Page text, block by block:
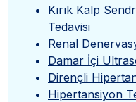
Kırık Kalp
Tedavisi
Renal
Damar İçi
Dirençli
Hipertansiyon